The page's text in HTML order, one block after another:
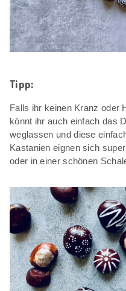
Tipp:
Falls ihr keinen Kranz oder
könnt ihr auch einfach das
weglassen und diese
Kastanien eignen sich
oder in einer schönen